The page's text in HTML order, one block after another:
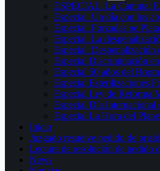
ESPECIAL. La Cantuta:
Especial. Un día con los
Especial. Forzadas.pe
Especial. La
Especial. Despenalización
Especial Discriminación
Especial 50 años del
Especial Esterilizaciones
Especial Ley de Reforma
Especial Día Internacional
Especial La Hora del
Inicio
Juzgado resuelve pedido de
Lectura de resolución de pedido
News